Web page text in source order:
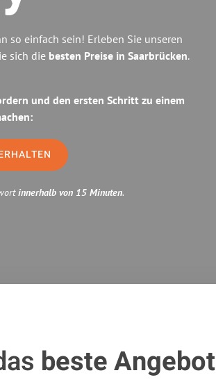
so einfach sein! Erleben Sie unseren
sich die besten Preise in Saarbrücken.
und den ersten Schritt zu einem
innerhalb von 15 Minuten.
beste Angebot